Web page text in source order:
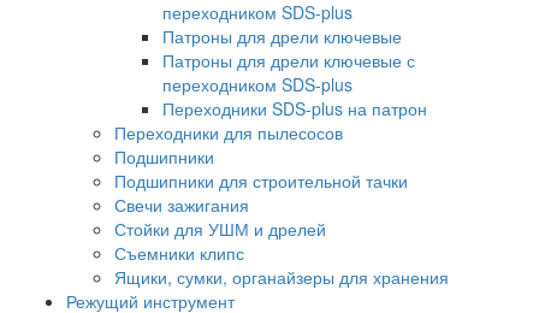
переходником SDS-plus
Патроны для дрели ключевые
Патроны для дрели ключевые с
переходником SDS-plus
Переходники SDS-plus на патрон
Переходники для пылесосов
Подшипники
Подшипники для строительной тачки
Свечи зажигания
Стойки для УШМ и дрелей
Съемники клипс
Ящики, сумки, органайзеры для хранения
Режущий инструмент